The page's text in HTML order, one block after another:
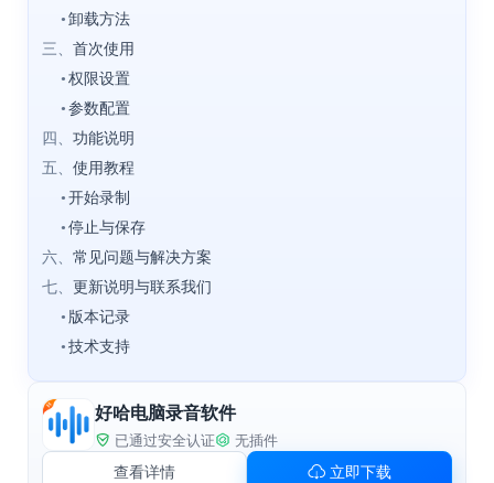
• 卸载方法
三、 首次使用
• 权限设置
• 参数配置
四、 功能说明
五、 使用教程
• 开始录制
• 停止与保存
六、 常见问题与解决方案
七、 更新说明与联系我们
• 版本记录
• 技术支持
好哈电脑录音软件
已通过安全认证
无插件
查看详情
立即下载